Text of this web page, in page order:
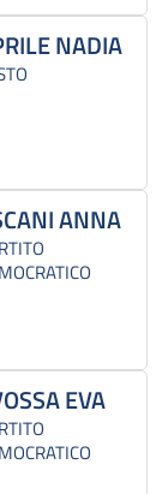
NADIA
ANNA
EVA